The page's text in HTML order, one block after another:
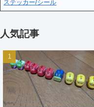
ステッカー/シール
人気記事